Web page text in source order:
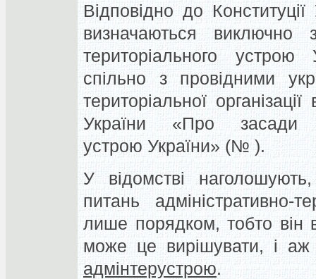
Відповідно до
визначаються виключно
територіального
спільно з провідними
територіальної
України «Про засади
устрою України» (№ ).
У відомстві
питань адміністративно-
лише порядком, тобто він
може це вирішувати, і
адмінтерустрою.